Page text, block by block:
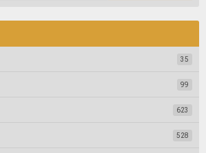
35
99
623
528